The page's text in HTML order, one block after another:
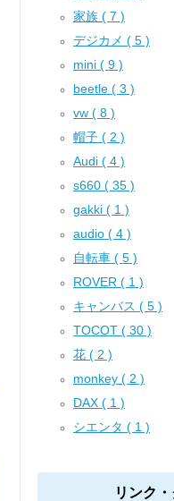
家族 ( 7 )
デジカメ ( 5 )
mini ( 9 )
beetle ( 3 )
vw ( 8 )
帽子 ( 2 )
Audi ( 4 )
s660 ( 35 )
gakki ( 1 )
audio ( 4 )
自転車 ( 5 )
ROVER ( 1 )
キャンバス ( 5 )
TOCOT ( 30 )
花 ( 2 )
monkey ( 2 )
DAX ( 1 )
シエンタ ( 1 )
リンク